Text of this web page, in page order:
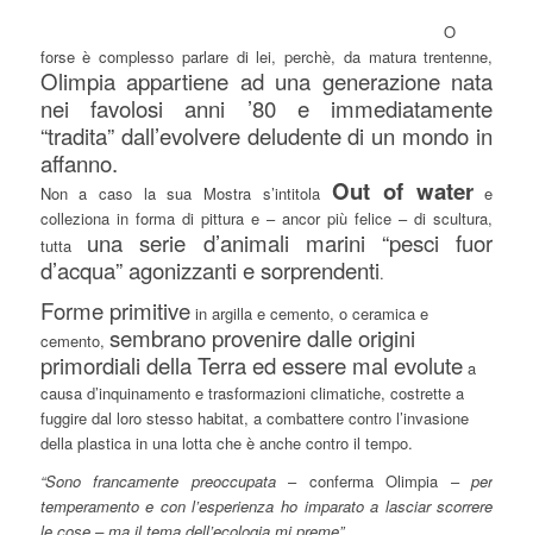
O
forse è complesso parlare di lei, perchè, da matura trentenne,
Olimpia appartiene ad una generazione nata
nei favolosi anni ’80 e immediatamente
“tradita” dall’evolvere deludente di un mondo in
affanno.
Non a caso la sua Mostra s’intitolaOut of watere
colleziona in forma di pittura e – ancor più felice – di scultura,
tutta una serie d’animali marini “pesci fuor
d’acqua” agonizzanti e sorprendenti.
Forme primitivein argilla e cemento, o ceramica e
cemento, sembrano provenire dalle origini
primordiali della Terra ed essere mal evolutea
causa d’inquinamento e trasformazioni climatiche, costrette a
fuggire dal loro stesso habitat, a combattere contro l’invasione
della plastica in una lotta che è anche contro il tempo.
“Sono francamente preoccupata– conferma Olimpia –per
temperamento e con l’esperienza ho imparato a lasciar scorrere